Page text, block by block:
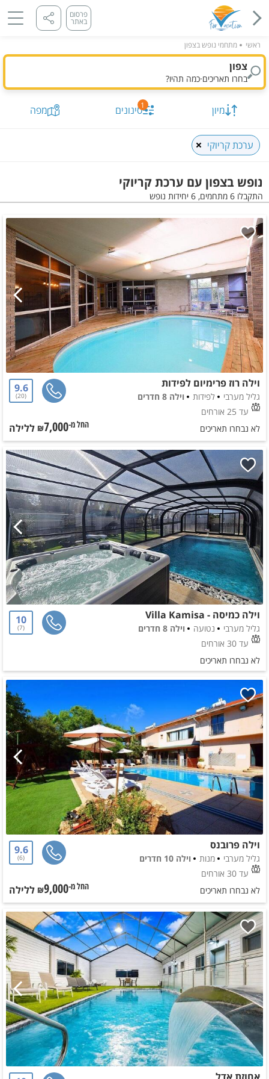
פרסום
באתר
ראשי מתחמי נופש בצפון
צפון
בחרו תאריכים·כמה תהיו?
מיון 1סינונים מפה
ערכת קריוקי
נופש בצפון עם ערכת קריוקי
התקבלו 6 מתחמים, 6 יחידות נופש
תאריך מבוקש
כמות נופשים וחדרים מיון לפי התקבלו6מתחמים, 6 יחידות
סינונים שנבחרו
הצג על
מפה
וילה רוז פרימיום לפידות
גליל מערבי לפידות
וילה 8 חדרים
עד 25 אורחים
9.6
20
לא נבחרו תאריכים החל מ-₪7,000 ללילה
וילה כמיסה - Villa Kamisa
גליל מערבי נטועה
וילה 8 חדרים
עד 30 אורחים
10
7
לא נבחרו תאריכים
וילה פרובנס
גליל מערבי מנות
וילה 10 חדרים
עד 30 אורחים
9.6
6
לא נבחרו תאריכים החל מ-₪9,000 ללילה